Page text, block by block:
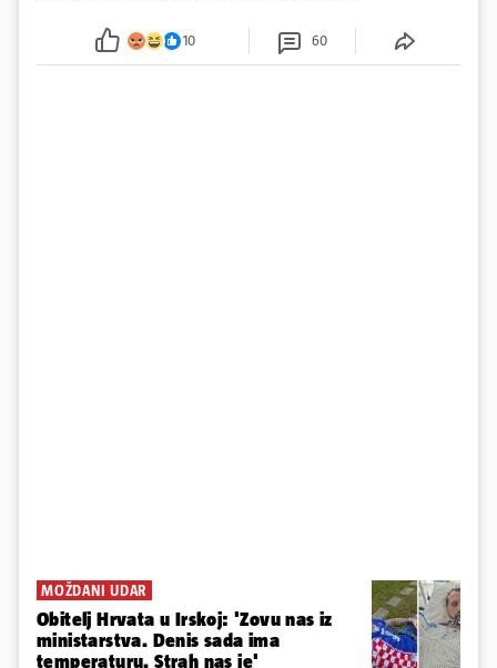
požar, rekao je vlasnik
10 60
MOŽDANI UDAR
Obitelj Hrvata u Irskoj: 'Zovu nas iz
ministarstva. Denis sada ima
temperaturu. Strah nas je'